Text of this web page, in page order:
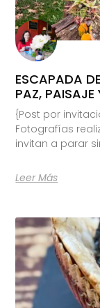
ESCAPADA
PAZ, PAISAJE
{Post por
Fotografías
invitan a parar
Leer Más